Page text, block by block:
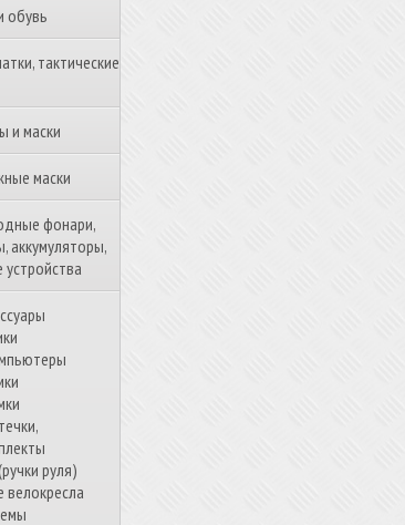
обувь
тактические
и маски
маски
фонари,
аккумуляторы,
руля)
велокресла